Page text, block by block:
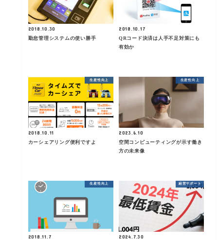
2018.10.30
勤怠管理システムの使い勝手
2018.10.17
QRコード決済は人手不足対策にも
有効か
生産性向上
2018.10.11
カーシェアリング便利ですよ
生産性向上
2023.6.10
空間コンピューティングが示す働き
方の未来像
生産性向上
2018.11.7
経営サポート
2024.7.30